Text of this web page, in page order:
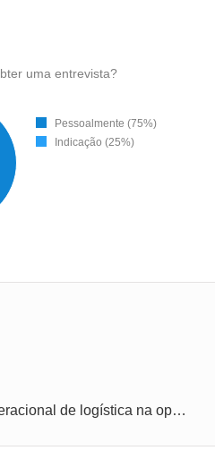
uma entrevista?
Pessoalmente (75%)
Indicação (25%)
Eu nome e Alexis Joel Dantas de Menezes eu sou auxiliar operacional de logística na operação comprei meu trabalho no dia a dia e me destacar...